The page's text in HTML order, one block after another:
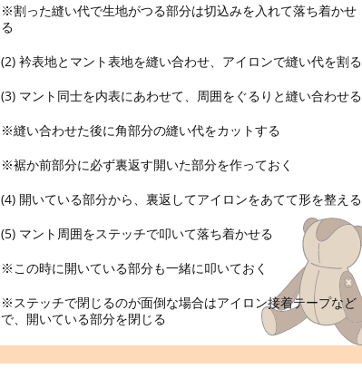
※割った縫い代で生地がつる部分は切込みを入れて落ち着かせ
る
(2) 衿表地とマント表地を縫い合わせ、アイロンで縫い代を割る
(3) マント同士を内表にあわせて、周囲をぐるりと縫い合わせる
※縫い合わせた後に角部分の縫い代をカットする
※裾か前部分に必ず裏返す開いた部分を作っておく
(4) 開いている部分から、裏返してアイロンをあてて形を整える
(5) マント周囲をステッチで叩いて落ち着かせる
※この時に開いている部分も一緒に叩いておく
※ステッチで閉じるのが面倒な場合はアイロン接着テープなど
で、開いている部分を閉じる